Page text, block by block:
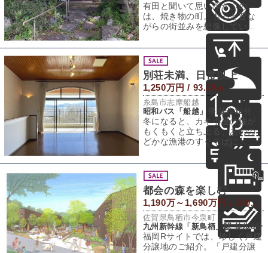
有田と聞いて思い浮かぶの
は、焼き物の町。もっと昔な
がらの街並みを想像していた
のですが、道路はきれいに整
備され、歩道も広い
別荘未満、日常以上
1,250万円 / 93.48㎡
糸島市志摩船越
昭和バス「船越」停 徒歩10分
冬になると、カキ小屋の煙が
もくもくと立ち上る、あのの
どかな漁港のすぐそばに、全8
戸だけの小さなリゾートマン
ションがありま
都会の森を楽しむ
1,190万～1,690万円 / 160.31～243.56㎡（土地）
佐賀県鳥栖市今泉町
九州新幹線「新鳥栖」駅 徒歩8分
福岡Rサイトでは、珍しく戸建
分譲地のご紹介。「戸建分譲